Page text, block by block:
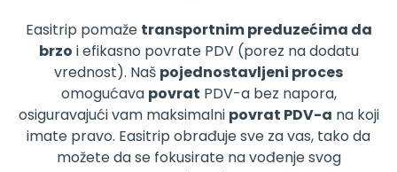
Easitrip pomaže transportnim preduzećima da
brzo i efikasno povrate PDV (porez na dodatu
vrednost). Naš pojednostavljeni proces
omogućava povrat PDV-a bez napora,
osiguravajući vam maksimalni povrat PDV-a na koji
imate pravo. Easitrip obrađuje sve za vas, tako da
možete da se fokusirate na vođenje svog